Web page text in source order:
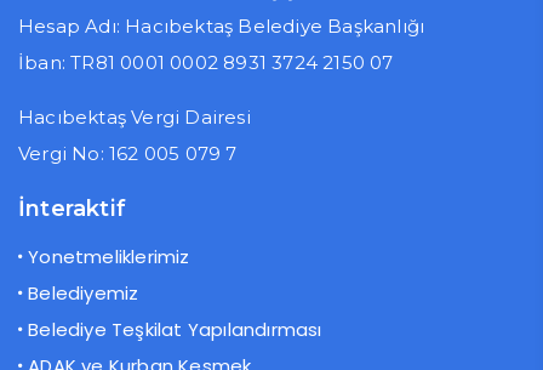
Hesap Adı: Hacıbektaş Belediye Başkanlığı
İban: TR81 0001 0002 8931 3724 2150 07
Hacıbektaş Vergi Dairesi
Vergi No: 162 005 079 7
İnteraktif
Yonetmeliklerimiz
Belediyemiz
Belediye Teşkilat Yapılandırması